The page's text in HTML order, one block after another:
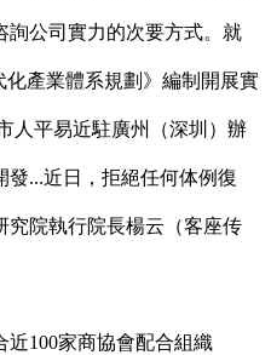
詢公司實力的次要方式。就
化產業體系規劃》編制開展實
人平易近駐廣州（深圳）辦
...近日，拒絕任何体例復
究院執行院長楊云（客座传
100家商協會配合組織